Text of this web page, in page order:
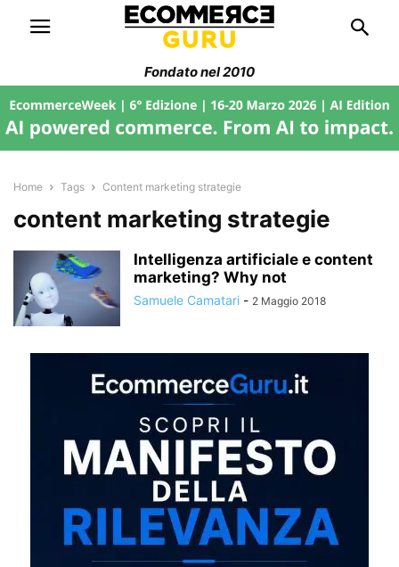
Fondato nel 2010
Home Tags Content marketing strategie
content marketing strategie
Intelligenza artificiale e content
marketing? Why not
Samuele Camatari - 2 Maggio 2018